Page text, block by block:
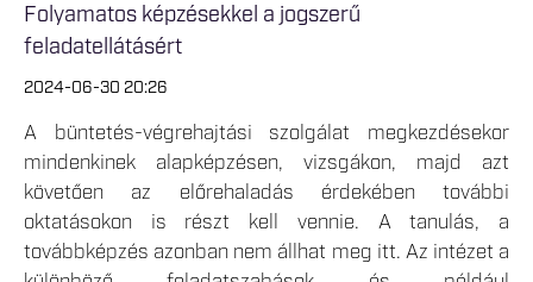
Folyamatos képzésekkel a jogszerű
feladatellátásért
2024-06-30 20:26
A büntetés-végrehajtási szolgálat megkezdésekor
mindenkinek alapképzésen, vizsgákon, majd azt
követően az előrehaladás érdekében további
oktatásokon is részt kell vennie. A tanulás, a
továbbképzés azonban nem állhat meg itt. Az intézet a